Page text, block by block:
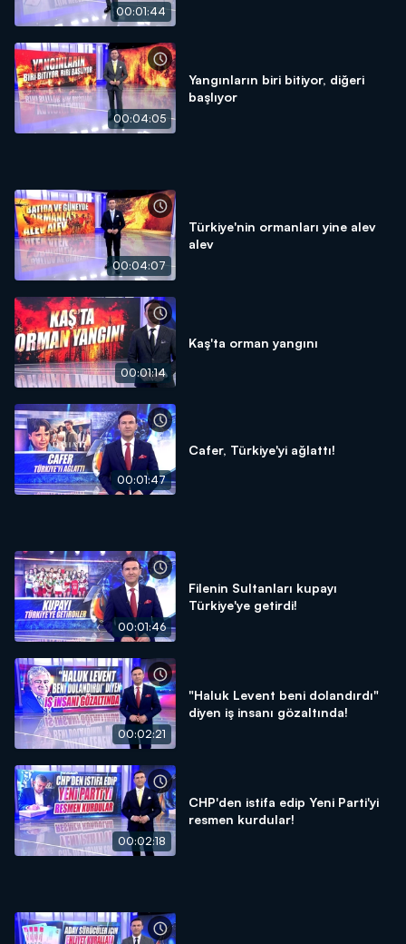
00:01:44
00:04:05
Yangınların biri bitiyor, diğeri
başlıyor
00:04:07
Türkiye'nin ormanları yine alev
alev
00:01:14
Kaş'ta orman yangını
00:01:47
Cafer, Türkiye'yi ağlattı!
00:01:46
Filenin Sultanları kupayı
Türkiye'ye getirdi!
00:02:21
"Haluk Levent beni dolandırdı"
diyen iş insanı gözaltında!
00:02:18
CHP'den istifa edip Yeni Parti'yi
resmen kurdular!